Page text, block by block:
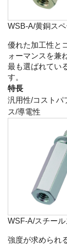
WSB-A/黄銅ス
優れた加工性と
ォーマンスを兼
最も選ばれてい
す。
特長
汎用性/コストパ
ス/導電性
WSF-A/スチー
強度が求められ